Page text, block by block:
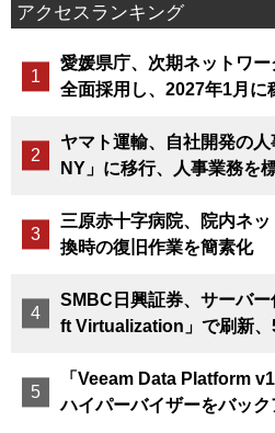
アクセスランキング
愛媛県庁、次期ネットワ
全面採用し、2027年1月に
ヤマト運輸、自社開発の
NY」に移行、人事業務を
三原赤十字病院、院内ネ
換時の復旧作業を簡素化
SMBC日興証券、サーバ
ft Virtualization」で刷新、
「Veeam Data Platform
ハイパーバイザーをバッ